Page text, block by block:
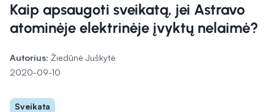
Kaip apsaugoti sveikatą, jei Astravo
atominėje elektrinėje įvyktų nelaimė?
Autorius: Žiedūnė Juškytė
2020-09-10
Sveikata